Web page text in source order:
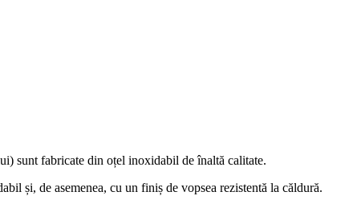
sunt fabricate din oțel inoxidabil de înaltă calitate.
și, de asemenea, cu un finiș de vopsea rezistentă la căldură.